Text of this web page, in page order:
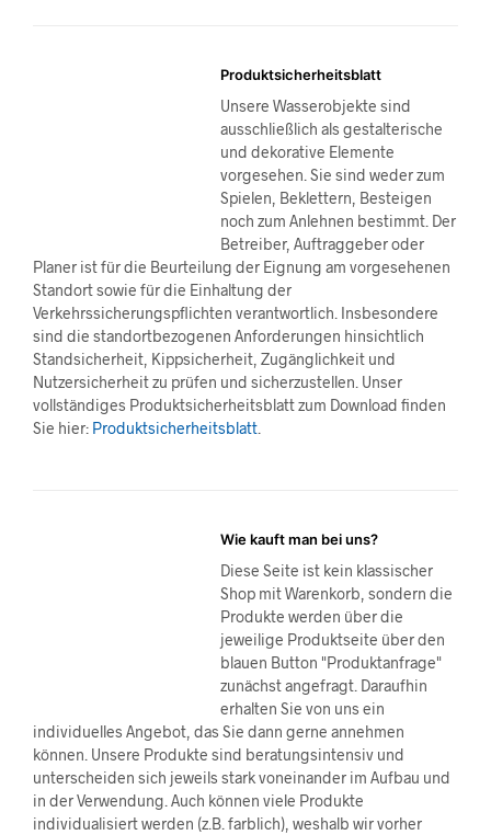
Produktsicherheitsblatt
Unsere Wasserobjekte sind
ausschließlich als gestalterische
und dekorative Elemente
vorgesehen. Sie sind weder zum
Spielen, Beklettern, Besteigen
noch zum Anlehnen bestimmt. Der
Betreiber, Auftraggeber oder
Planer ist für die Beurteilung der Eignung am vorgesehenen
Standort sowie für die Einhaltung der
Verkehrssicherungspflichten verantwortlich. Insbesondere
sind die standortbezogenen Anforderungen hinsichtlich
Standsicherheit, Kippsicherheit, Zugänglichkeit und
Nutzersicherheit zu prüfen und sicherzustellen. Unser
vollständiges Produktsicherheitsblatt zum Download finden
Sie hier: Produktsicherheitsblatt
Wie kauft man bei uns?
Diese Seite ist kein klassischer
Shop mit Warenkorb, sondern die
Produkte werden über die
jeweilige Produktseite über den
blauen Button "Produktanfrage"
zunächst angefragt. Daraufhin
erhalten Sie von uns ein
individuelles Angebot, das Sie dann gerne annehmen
können. Unsere Produkte sind beratungsintensiv und
unterscheiden sich jeweils stark voneinander im Aufbau und
in der Verwendung. Auch können viele Produkte
individualisiert werden (z.B. farblich), weshalb wir vorher